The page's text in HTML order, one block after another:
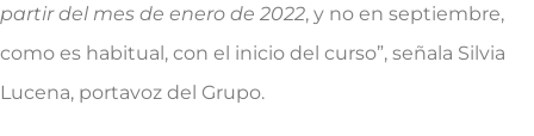
partir del mes de enero de 2022, y no en septiembre,
como es habitual, con el inicio del curso”, señala Silvia
Lucena, portavoz del Grupo.